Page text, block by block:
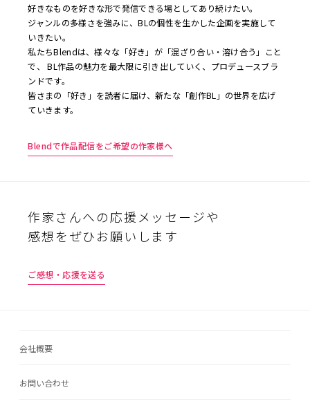
好きなものを好きな形で発信できる場としてあり続けたい。
ジャンルの多様さを強みに、BLの個性を生かした企画を実施して
いきたい。
私たちBlendは、様々な「好き」が「混ざり合い・溶け合う」こと
で、 BL作品の魅力を最大限に引き出していく、プロデュースブラ
ンドです。
皆さまの「好き」を読者に届け、新たな「創作BL」の世界を広げ
ていきます。
Blendで作品配信をご希望の作家様へ
作家さんへの応援メッセージや
感想をぜひお願いします
ご感想・応援を送る
会社概要
お問い合わせ